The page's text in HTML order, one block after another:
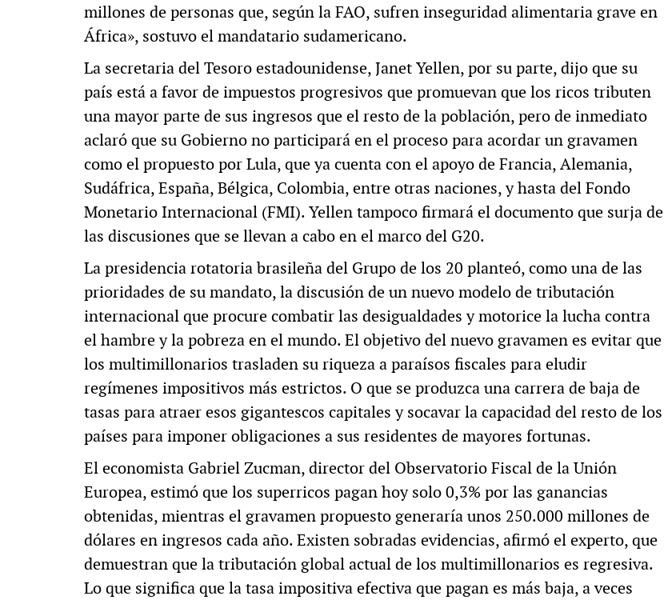
millones de personas que, según la FAO, sufren inseguridad alimentaria grave en
África», sostuvo el mandatario sudamericano.
La secretaria del Tesoro estadounidense, Janet Yellen, por su parte, dijo que su
país está a favor de impuestos progresivos que promuevan que los ricos tributen
una mayor parte de sus ingresos que el resto de la población, pero de inmediato
aclaró que su Gobierno no participará en el proceso para acordar un gravamen
como el propuesto por Lula, que ya cuenta con el apoyo de Francia, Alemania,
Sudáfrica, España, Bélgica, Colombia, entre otras naciones, y hasta del Fondo
Monetario Internacional (FMI). Yellen tampoco firmará el documento que surja de
las discusiones que se llevan a cabo en el marco del G20.
La presidencia rotatoria brasileña del Grupo de los 20 planteó, como una de las
prioridades de su mandato, la discusión de un nuevo modelo de tributación
internacional que procure combatir las desigualdades y motorice la lucha contra
el hambre y la pobreza en el mundo. El objetivo del nuevo gravamen es evitar que
los multimillonarios trasladen su riqueza a paraísos fiscales para eludir
regímenes impositivos más estrictos. O que se produzca una carrera de baja de
tasas para atraer esos gigantescos capitales y socavar la capacidad del resto de los
países para imponer obligaciones a sus residentes de mayores fortunas.
El economista Gabriel Zucman, director del Observatorio Fiscal de la Unión
Europea, estimó que los superricos pagan hoy solo 0,3% por las ganancias
obtenidas, mientras el gravamen propuesto generaría unos 250.000 millones de
dólares en ingresos cada año. Existen sobradas evidencias, afirmó el experto, que
demuestran que la tributación global actual de los multimillonarios es regresiva.
Lo que significa que la tasa impositiva efectiva que pagan es más baja, a veces